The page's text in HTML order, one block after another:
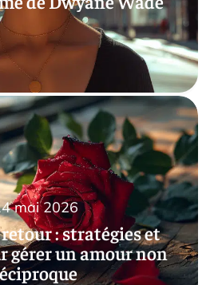
: stratégies et
gérer un amour non
mai 2026